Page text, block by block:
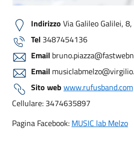
Indirizzo Via Galileo Galilei,
Tel 3487454136
Email
Email
Sito web www.rufusband.com
Cellulare: 3474635897
Pagina Facebook: MUSIC lab Melzo